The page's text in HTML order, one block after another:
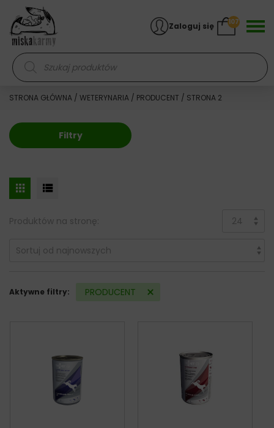
Skocz do treści
Wyszukiwarka produktów
Zaloguj się 107
STRONA GŁÓWNA / WETERYNARIA / PRODUCENT / STRONA 2
Filtry
Produktów na stronę:
Aktywne filtry: PRODUCENT